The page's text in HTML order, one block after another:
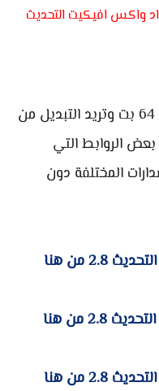
واكس افيكيت التحديث
إذا كنت تستخدم إصدارا 32 بت أو 64 بت وتريد التبديل من
الروابط التي
المختلفة دون